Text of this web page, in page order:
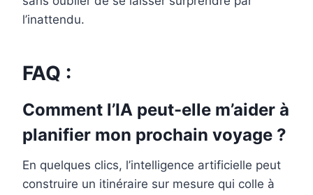
l’inattendu.
FAQ :
Comment l’IA peut-elle m’aider à
planifier mon prochain voyage ?
En quelques clics, l’intelligence artificielle peut
construire un itinéraire sur mesure qui colle à